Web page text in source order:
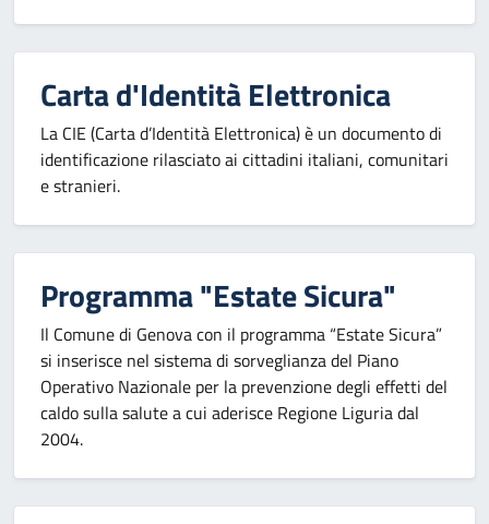
Carta d'Identità Elettronica
La CIE (Carta d’Identità Elettronica) è un documento di
identificazione rilasciato ai cittadini italiani, comunitari
e stranieri.
Programma "Estate Sicura"
Il Comune di Genova con il programma “Estate Sicura”
si inserisce nel sistema di sorveglianza del Piano
Operativo Nazionale per la prevenzione degli effetti del
caldo sulla salute a cui aderisce Regione Liguria dal
2004.